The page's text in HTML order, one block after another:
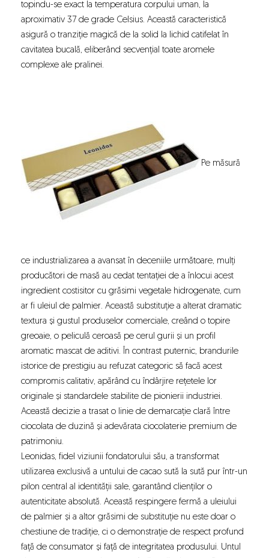
topindu-se exact la temperatura corpului uman, la
aproximativ 37 de grade Celsius. Această caracteristică
asigură o tranziție magică de la solid la lichid catifelat în
cavitatea bucală, eliberând secvențial toate aromele
complexe ale pralinei.
Pe măsură
ce industrializarea a avansat în deceniile următoare, mulți
producători de masă au cedat tentației de a înlocui acest
ingredient costisitor cu grăsimi vegetale hidrogenate, cum
ar fi uleiul de palmier. Această substituție a alterat dramatic
textura și gustul produselor comerciale, creând o topire
greoaie, o peliculă ceroasă pe cerul gurii și un profil
aromatic mascat de aditivi. În contrast puternic, brandurile
istorice de prestigiu au refuzat categoric să facă acest
compromis calitativ, apărând cu îndârjire rețetele lor
originale și standardele stabilite de pionierii industriei.
Această decizie a trasat o linie de demarcație clară între
ciocolata de duzină și adevărata ciocolaterie premium de
patrimoniu.
Leonidas, fidel viziunii fondatorului său, a transformat
utilizarea exclusivă a untului de cacao sută la sută pur într-un
pilon central al identității sale, garantând clienților o
autenticitate absolută. Această respingere fermă a uleiului
de palmier și a altor grăsimi de substituție nu este doar o
chestiune de tradiție, ci o demonstrație de respect profund
față de consumator și față de integritatea produsului. Untul